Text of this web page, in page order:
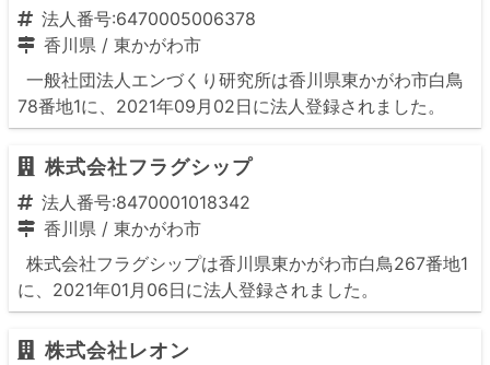
法人番号:6470005006378
香川県 / 東かがわ市
一般社団法人エンづくり研究所は香川県東かがわ市白鳥
78番地1に、2021年09月02日に法人登録されました。
株式会社フラグシップ
法人番号:8470001018342
香川県 / 東かがわ市
株式会社フラグシップは香川県東かがわ市白鳥267番地1
に、2021年01月06日に法人登録されました。
株式会社レオン